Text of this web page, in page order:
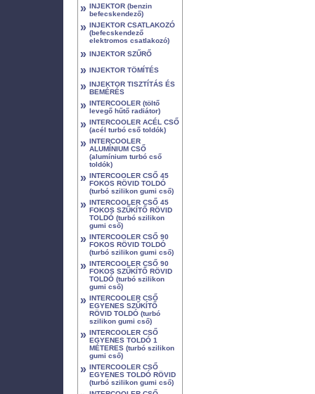
» INJEKTOR (benzin
befecskendező)
» INJEKTOR CSATLAKOZÓ
(befecskendező
elektromos csatlakozó)
» INJEKTOR SZŰRŐ
» INJEKTOR TÖMÍTÉS
» INJEKTOR TISZTÍTÁS ÉS
BEMÉRÉS
» INTERCOOLER (töltő
levegő hűtő radiátor)
» INTERCOOLER ACÉL CSŐ
(acél turbó cső toldók)
» INTERCOOLER
ALUMÍNIUM CSŐ
(alumínium turbó cső
toldók)
» INTERCOOLER CSŐ 45
FOKOS RÖVID TOLDÓ
(turbó szilikon gumi cső)
» INTERCOOLER CSŐ 45
FOKOS SZŰKÍTŐ RÖVID
TOLDÓ (turbó szilikon
gumi cső)
» INTERCOOLER CSŐ 90
FOKOS RÖVID TOLDÓ
(turbó szilikon gumi cső)
» INTERCOOLER CSŐ 90
FOKOS SZŰKÍTŐ RÖVID
TOLDÓ (turbó szilikon
gumi cső)
» INTERCOOLER CSŐ
EGYENES SZŰKÍTŐ
RÖVID TOLDÓ (turbó
szilikon gumi cső)
» INTERCOOLER CSŐ
EGYENES TOLDÓ 1
MÉTERES (turbó szilikon
gumi cső)
» INTERCOOLER CSŐ
EGYENES TOLDÓ RÖVID
(turbó szilikon gumi cső)